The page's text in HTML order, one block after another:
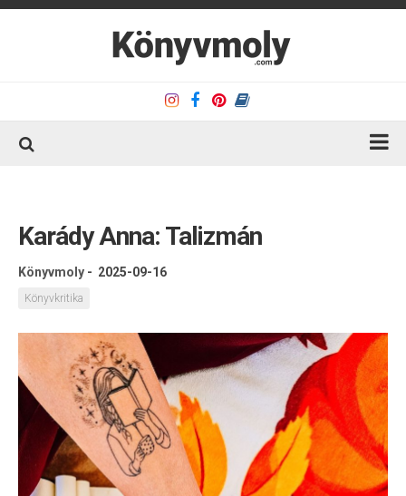
Könyvajánló
Kapcsolat
Könyveim
Rólam
Karády Anna: Talizmán
Könyvmoly - 2025-09-16
Könyvkritika